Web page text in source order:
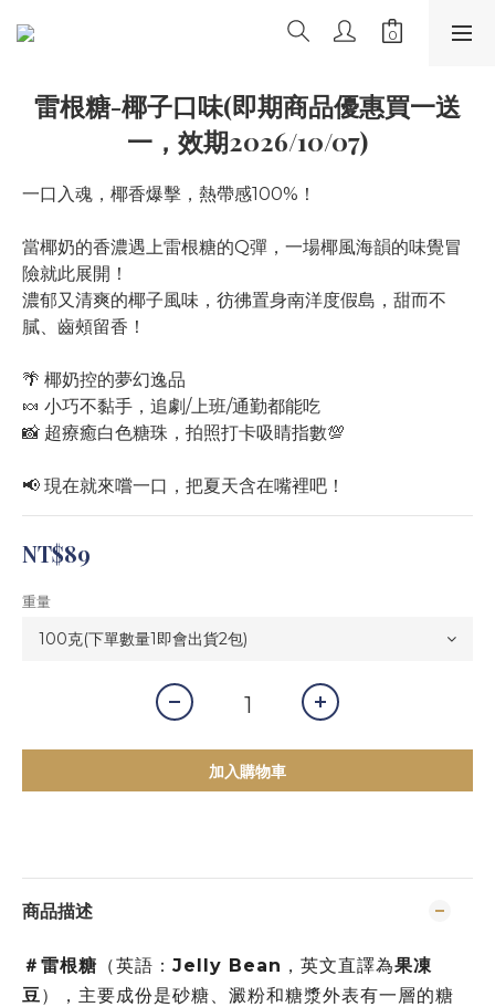
雷根糖-椰子口味(即期商品優惠買一送
一，效期2026/10/07)
一口入魂，椰香爆擊，熱帶感100%！
當椰奶的香濃遇上雷根糖的Q彈，一場椰風海韻的味覺冒
險就此展開！
濃郁又清爽的椰子風味，彷彿置身南洋度假島，甜而不
膩、齒頰留香！
🌴 椰奶控的夢幻逸品
🍬 小巧不黏手，追劇/上班/通勤都能吃
📸 超療癒白色糖珠，拍照打卡吸睛指數💯
📢 現在就來嚐一口，把夏天含在嘴裡吧！
NT$89
重量
加入購物車
商品描述
＃雷根糖 （英語： Jelly Bean ，英文直譯為果凍
豆 ），主要成份是砂糖、澱粉和糖漿外表有一層的糖